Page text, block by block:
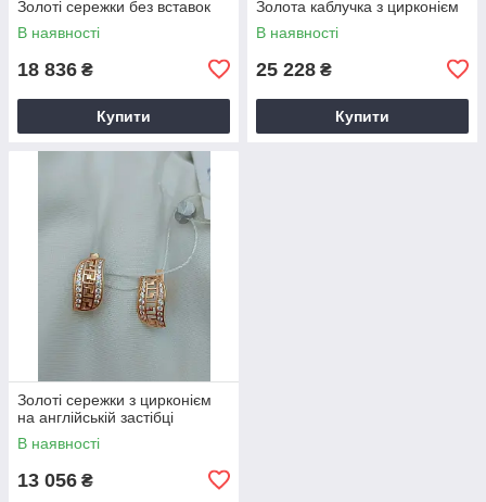
Золоті сережки без вставок
В наявності
18 836 ₴
Купити
Золота каблучка з цирконієм
В наявності
25 228 ₴
Купити
Золоті сережки з цирконієм
на англійській застібці
В наявності
13 056 ₴